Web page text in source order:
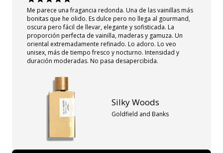
Me parece una fragancia redonda. Una de las vainillas más
bonitas que he olido. Es dulce pero no llega al gourmand,
oscura pero fácil de llevar, elegante y sofisticada. La
proporción perfecta de vainilla, maderas y gamuza. Un
oriental extremadamente refinado. Lo adoro. Lo veo
unisex, más de tiempo fresco y nocturno. Intensidad y
duración moderadas. No pasa desapercibida.
Silky Woods
Goldfield and Banks